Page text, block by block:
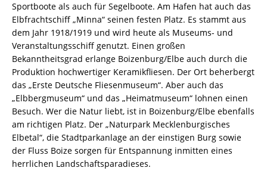
Sportboote als auch für Segelboote. Am Hafen hat auch das
Elbfrachtschiff „Minna“ seinen festen Platz. Es stammt aus
dem Jahr 1918/1919 und wird heute als Museums- und
Veranstaltungsschiff genutzt. Einen großen
Bekanntheitsgrad erlange Boizenburg/Elbe auch durch die
Produktion hochwertiger Keramikfliesen. Der Ort beherbergt
das „Erste Deutsche Fliesenmuseum“. Aber auch das
„Elbbergmuseum“ und das „Heimatmuseum“ lohnen einen
Besuch. Wer die Natur liebt, ist in Boizenburg/Elbe ebenfalls
am richtigen Platz. Der „Naturpark Mecklenburgisches
Elbetal“, die Stadtparkanlage an der einstigen Burg sowie
der Fluss Boize sorgen für Entspannung inmitten eines
herrlichen Landschaftsparadieses.